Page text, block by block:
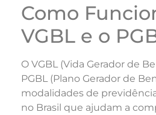
Como
VGBL e o
O VGBL (Vida Gerador de
PGBL (Plano Gerador de
modalidades de
no Brasil que ajudam a